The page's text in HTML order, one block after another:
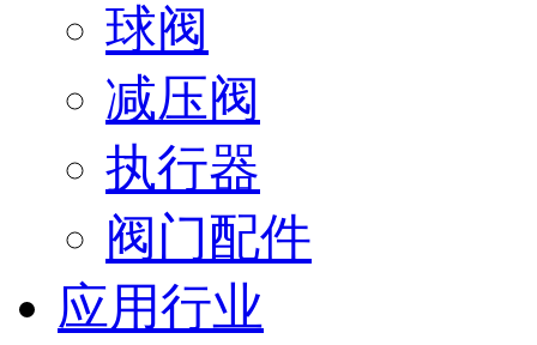
球阀
减压阀
执行器
阀门配件
应用行业